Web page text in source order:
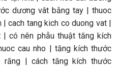
dương vât bằng tay | thuoc
cach tang kich co duong vat |
có nên phẫu thuật tăng kích
cau nho | tăng kích thước
răng | cách tăng kích thước